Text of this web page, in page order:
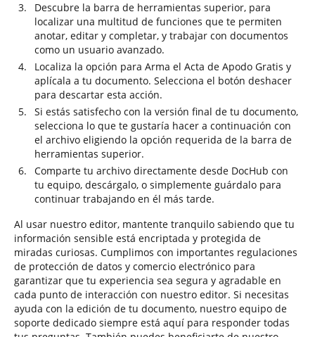
Descubre la barra de herramientas superior, para
localizar una multitud de funciones que te permiten
anotar, editar y completar, y trabajar con documentos
como un usuario avanzado.
Localiza la opción para Arma el Acta de Apodo Gratis y
aplícala a tu documento. Selecciona el botón deshacer
para descartar esta acción.
Si estás satisfecho con la versión final de tu documento,
selecciona lo que te gustaría hacer a continuación con
el archivo eligiendo la opción requerida de la barra de
herramientas superior.
Comparte tu archivo directamente desde DocHub con
tu equipo, descárgalo, o simplemente guárdalo para
continuar trabajando en él más tarde.
Al usar nuestro editor, mantente tranquilo sabiendo que tu
información sensible está encriptada y protegida de
miradas curiosas. Cumplimos con importantes regulaciones
de protección de datos y comercio electrónico para
garantizar que tu experiencia sea segura y agradable en
cada punto de interacción con nuestro editor. Si necesitas
ayuda con la edición de tu documento, nuestro equipo de
soporte dedicado siempre está aquí para responder todas